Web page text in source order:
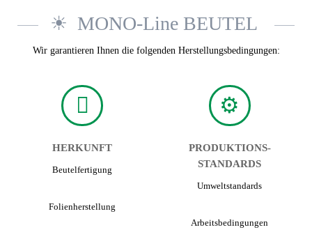
MONO-Line BEUTEL
Wir garantieren Ihnen die folgenden Herstellungsbedingungen:
HERKUNFT
Beutel­fertigung
Folien­herstellung
PRODUKTIONS­
STANDARDS
Umwelt­standards
Arbeits­bedingungen